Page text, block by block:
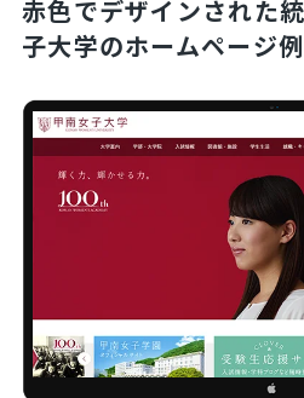
赤色でデザインされた
子大学のホームページ例